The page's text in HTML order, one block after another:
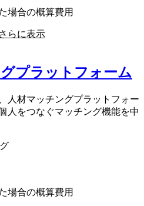
場合の概算費用
さらに表示
プラットフォーム
人材マッチングプラットフォー
人をつなぐマッチング機能を中
場合の概算費用